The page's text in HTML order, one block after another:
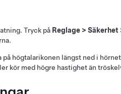
Tryck på Reglage > Säkerhet
högtalarikonen längst ned i
kör med högre hastighet än